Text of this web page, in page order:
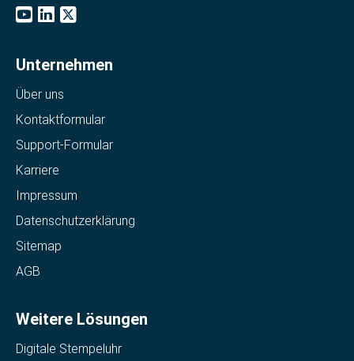
Unternehmen
Über uns
Kontaktformular
Support-Formular
Karriere
Impressum
Datenschutzerklärung
Sitemap
AGB
Weitere Lösungen
Digitale Stempeluhr